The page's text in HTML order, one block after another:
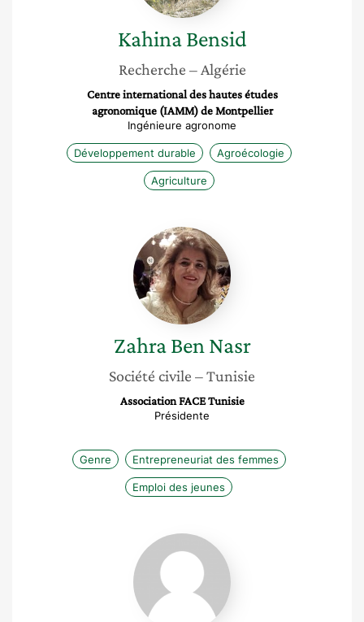
Kahina Bensid
Recherche – Algérie
Centre international des hautes études
agronomique (IAMM) de Montpellier
Ingénieure agronome
Développement durable Agroécologie
Agriculture
Zahra
Ben
Nasr
Zahra Ben Nasr
Société civile – Tunisie
Association FACE Tunisie
Présidente
Genre Entrepreneuriat des femmes
Emploi des jeunes
Nadia
Ounalli